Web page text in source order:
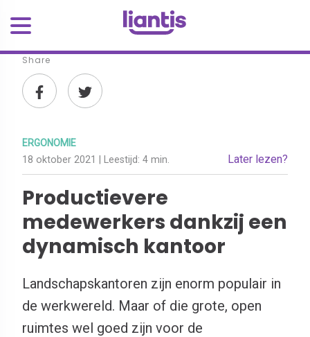
Share
ERGONOMIE
18 oktober 2021 | Leestijd: 4 min. Later lezen?
Productievere
medewerkers dankzij een
dynamisch kantoor
Landschapskantoren zijn enorm populair in
de werkwereld. Maar of die grote, open
ruimtes wel goed zijn voor de